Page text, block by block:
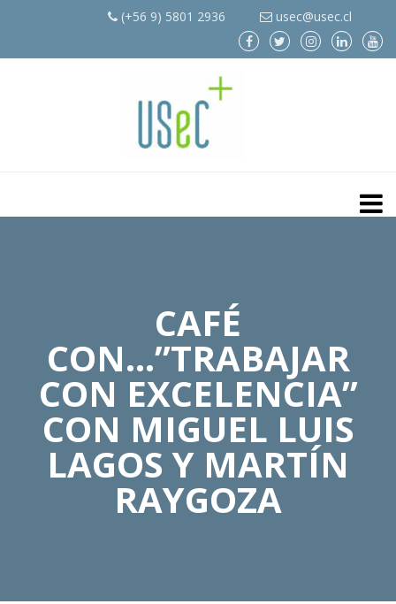
(+56 9) 5801 2936 usec@usec.cl
CAFÉ
CON…”TRABAJAR
CON EXCELENCIA”
CON MIGUEL LUIS
LAGOS Y MARTÍN
RAYGOZA